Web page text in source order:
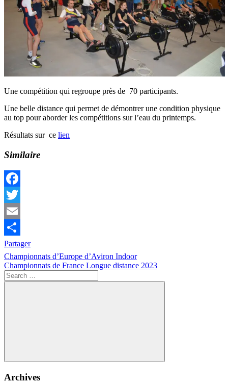
Une compétition qui regroupe près de 70 participants.
Une belle distance qui permet de démontrer une condition physique
au top pour aborder les compétitions sur l’eau du printemps.
Résultats sur ce lien
Similaire
Facebook
Twitter
Email
Partager
ActualitésCompétitionIndoor
Navigation
de
l’article
Previous
Post:
Championnats d’Europe d’Aviron Indoor
Next
Post:
Championnats de France Longue distance 2023
Search
for:
Search
Archives